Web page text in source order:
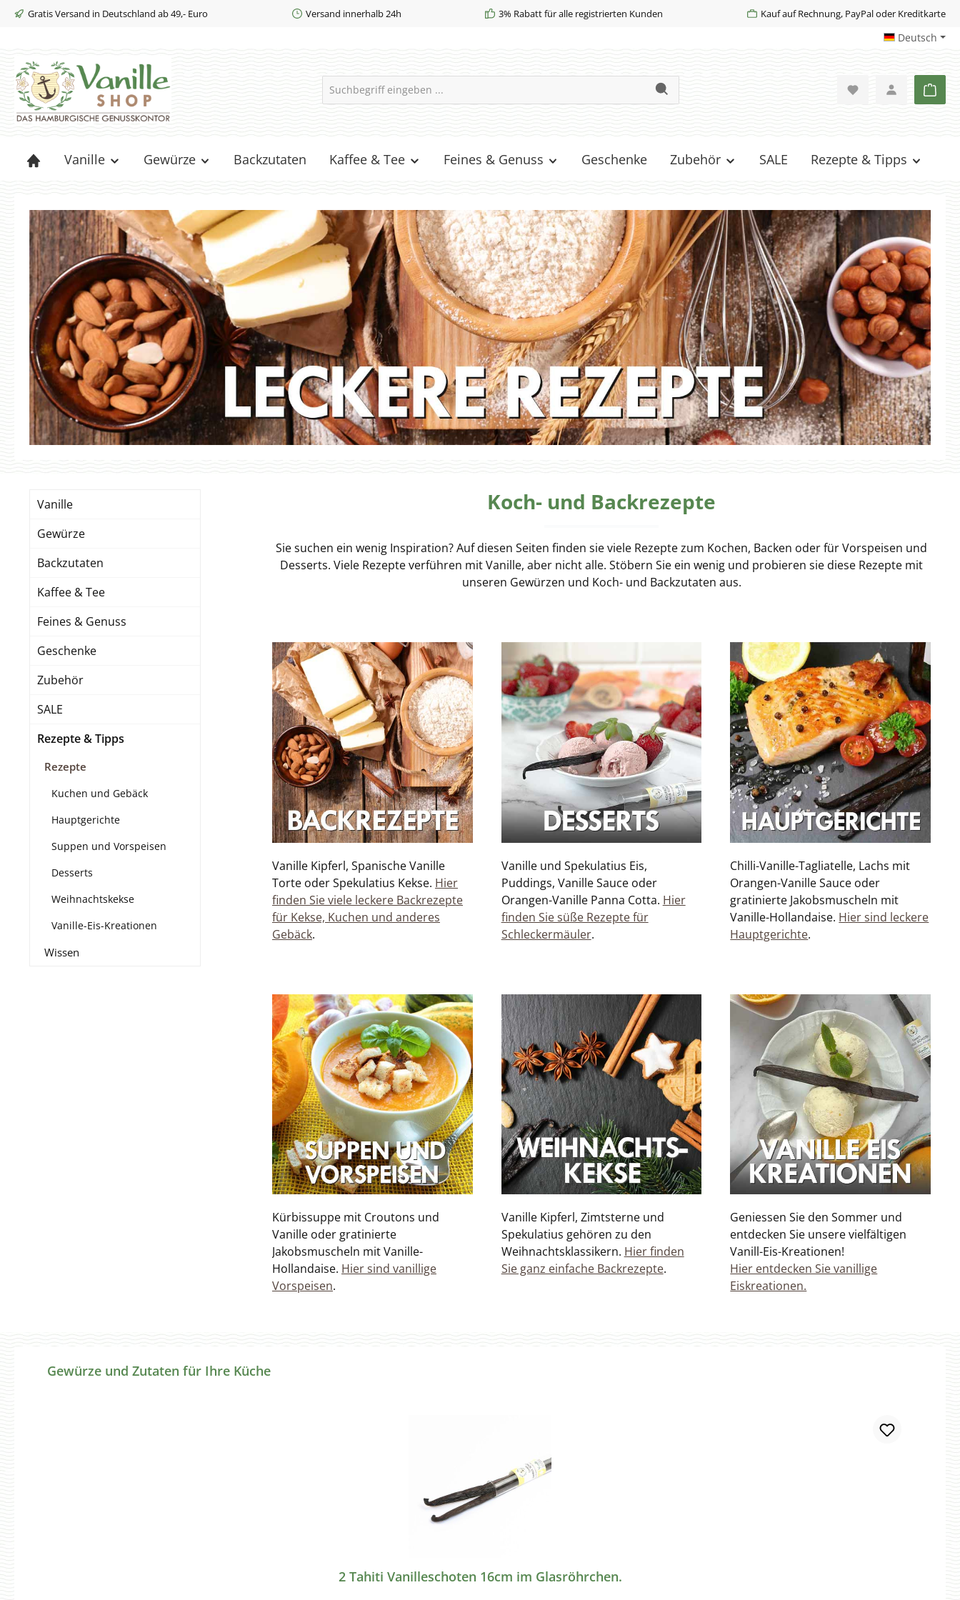
Hauptinhalt springen
Zur Suche springen
Zur Hauptnavigation springen
Gratis Versand in Deutschland ab 49,- Euro Versand innerhalb 24h 3% Rabatt für alle registrierten Kunden Kauf auf Rechnung, PayPal oder Kreditkarte
Deutsch
Vanille Gewürze Backzutaten Kaffee & Tee Feines & Genuss Geschenke Zubehör SALE Rezepte & Tipps
Vanille
Gewürze
Backzutaten
Kaffee & Tee
Feines & Genuss
Geschenke
Zubehör
SALE
Rezepte & Tipps
Rezepte
Kuchen und Gebäck
Hauptgerichte
Suppen und Vorspeisen
Desserts
Weihnachtskekse
Vanille-Eis-Kreationen
Wissen
Koch- und Backrezepte
Sie suchen ein wenig Inspiration? Auf diesen Seiten finden sie viele Rezepte zum Kochen, Backen oder für Vorspeisen und
Desserts. Viele Rezepte verführen mit Vanille, aber nicht alle. Stöbern Sie ein wenig und probieren sie diese Rezepte mit
unseren Gewürzen und Koch- und Backzutaten aus.
Vanille Kipferl, Spanische Vanille
Torte oder Spekulatius Kekse. Hier
finden Sie viele leckere Backrezepte
für Kekse, Kuchen und anderes
Gebäck.
Vanille und Spekulatius Eis,
Puddings, Vanille Sauce oder
Orangen-Vanille Panna Cotta. Hier
finden Sie süße Rezepte für
Schleckermäuler.
Chilli-Vanille-Tagliatelle, Lachs mit
Orangen-Vanille Sauce oder
gratinierte Jakobsmuscheln mit
Vanille-Hollandaise. Hier sind leckere
Hauptgerichte.
Kürbissuppe mit Croutons und
Vanille oder gratinierte
Jakobsmuscheln mit Vanille-
Hollandaise. Hier sind vanillige
Vorspeisen.
Vanille Kipferl, Zimtsterne und
Spekulatius gehören zu den
Weihnachtsklassikern. Hier finden
Sie ganz einfache Backrezepte.
Geniessen Sie den Sommer und
entdecken Sie unsere vielfältigen
Vanill-Eis-Kreationen!
Hier entdecken Sie vanillige
Eiskreationen.
Produktgalerie überspringen
Gewürze und Zutaten für Ihre Küche
2 Tahiti Vanilleschoten 16cm im Glasröhrchen.